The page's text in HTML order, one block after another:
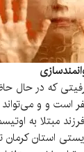
که در حال
گرفته شده ۳۰ نفر است
مبتلا به
استان کرمان